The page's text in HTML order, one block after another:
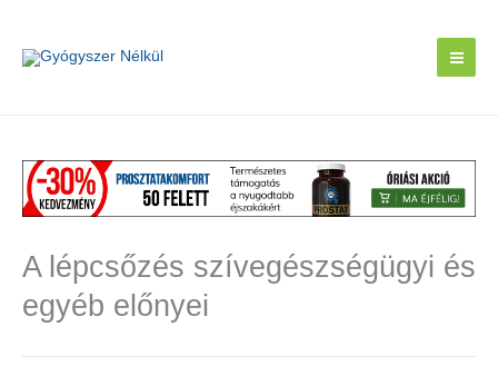
content
A lépcsőzés szívegészségügyi és
egyéb előnyei